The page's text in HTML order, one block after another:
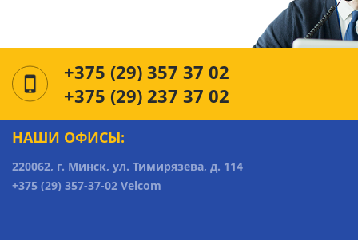
+375 (29) 357 37 02
+375 (29) 237 37 02
НАШИ ОФИСЫ:
220062, г. Минск, ул. Тимирязева, д. 114
+375 (29) 357-37-02 Velcom